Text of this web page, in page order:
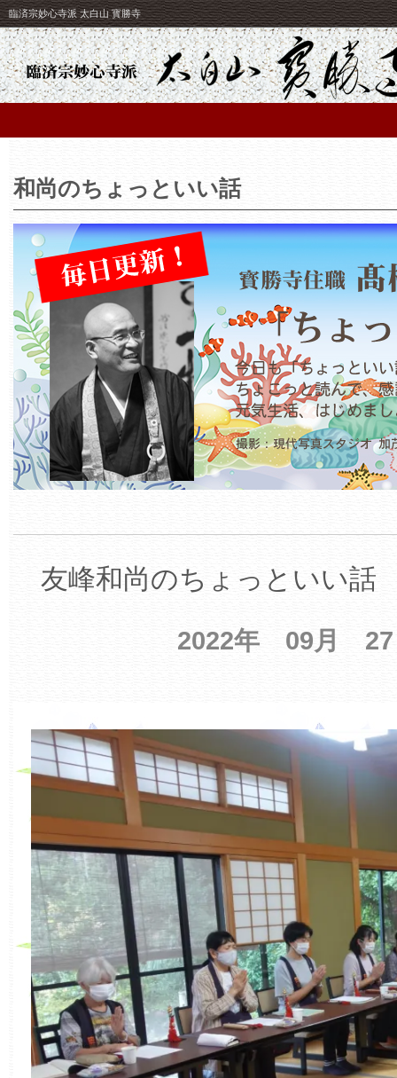
臨済宗妙心寺派 太白山 寳勝寺
和尚のちょっといい話
友峰和尚のちょっといい話
2022年 09月